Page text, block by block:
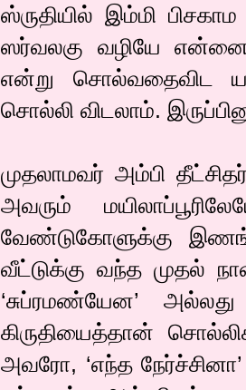
ஸ்ருதியில் இம்மி
ஸர்வலகு வழியே
என்று சொல்வதைவிட
சொல்லி விடலாம்.
முதலாமவர் அம்பி
அவரும்
வேண்டுகோளுக்கு
வீட்டுக்கு வந்த முதல்
‘சுப்ரமண்யேன’
கிருதியைத்தான்
அவரோ, ‘எந்த